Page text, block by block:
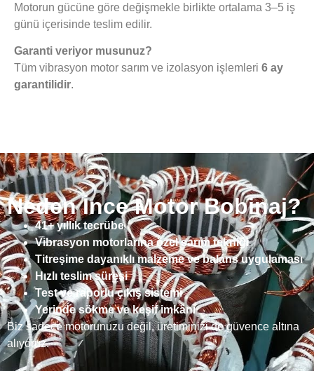
Motorun gücüne göre değişmekle birlikte ortalama 3–5 iş
günü içerisinde teslim edilir.
Garanti veriyor musunuz?
Tüm vibrasyon motor sarım ve izolasyon işlemleri 6 ay
garantilidir.
Neden İnce Motor Bobinaj?
41+ yıllık tecrübe
Vibrasyon motorlarına özel sarım tekniği
Titreşime dayanıklı malzeme ve balans uygulaması
Hızlı teslim süresi
Test ve raporlu çıkış sistemi
Yerinde sökme ve keşif imkânı
Biz sadece motorunuzu değil, üretiminizi de güvence altına
alıyoruz.